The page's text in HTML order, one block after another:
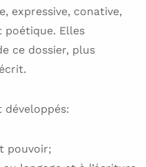
expressive, conative,
poétique. Elles
ce dossier, plus
pouvoir;